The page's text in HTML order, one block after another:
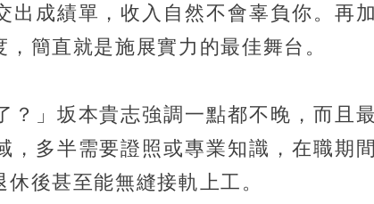
出成績單，收入自然不會辜負你。再加
簡直就是施展實力的最佳舞台。
？」坂本貴志強調一點都不晚，而且最
，多半需要證照或專業知識，在職期間
後甚至能無縫接軌上工。